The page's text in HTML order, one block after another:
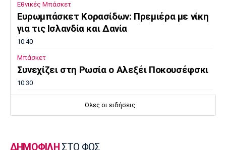
Εθνικές Μπάσκετ
Ευρωμπάσκετ Κορασίδων: Πρεμιέρα με νίκη
για τις Ισλανδία και Δανία
10:40
Μπάσκετ
Συνεχίζει στη Ρωσία ο Αλεξέι Ποκουσέφσκι
10:30
ΦΩΣ στο Στοίχημα: Κίνητρο η Σάντεφιορντ
Όλες οι ειδήσεις
ΔΗΜΟΦΙΛΗ ΣΤΟ ΦΩΣ